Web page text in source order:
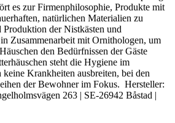
es zur Firmenphilosophie, Produkte mit
natürlichen Materialien zu
der Nistkästen und
Zusammenarbeit mit Ornithologen, um
den Bedürfnissen der Gäste
steht die Hygiene im
Krankheiten ausbreiten, bei den
der Bewohner im Fokus. Hersteller:
263 | SE-26942 Båstad |